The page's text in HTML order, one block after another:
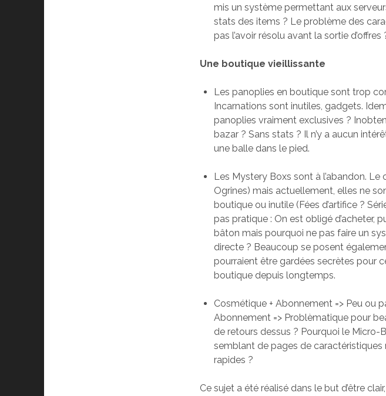
mis un système permettant aux
stats des items ? Le problème des
pas l’avoir résolu avant la sortie d’offres
Une boutique vieillissante
Les panoplies en boutique sont trop
Incarnations sont inutiles, gadgets.
panoplies vraiment exclusives ?
bazar ? Sans stats ? Il n’y a aucun
une balle dans le pied.
Les Mystery Boxs sont à l’abandon.
Ogrines) mais actuellement, elles ne
boutique ou inutile (Fées d’artifice ?
pas pratique : On est obligé d’acheter,
bâton mais pourquoi ne pas faire un
directe ? Beaucoup se posent
pourraient être gardées secrètes pour
boutique depuis longtemps.
Cosmétique + Abonnement => Peu ou
Abonnement => Problèmatique pour
de retours dessus ? Pourquoi le Micro-
semblant de pages de caractéristiques
rapides ?
Ce sujet a été réalisé dans le but d’être